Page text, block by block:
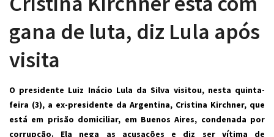
gana de luta, diz Lula após
visita
O presidente Luiz Inácio Lula da Silva visitou, nesta quinta-
feira (3), a ex-presidente da Argentina, Cristina Kirchner, que
está em prisão domiciliar, em Buenos Aires, condenada por
corrupção. Ela nega as acusações e diz ser vítima de